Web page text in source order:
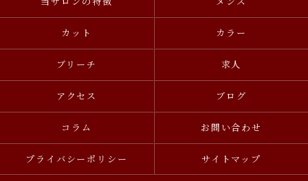
カット カラー
ブリーチ 求人
アクセス ブログ
コラム お問い合わせ
プライバシーポリシー サイトマップ